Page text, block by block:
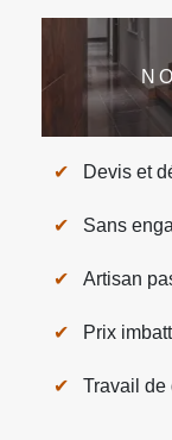
Devis et
Sans
Artisan
Prix
Travail de